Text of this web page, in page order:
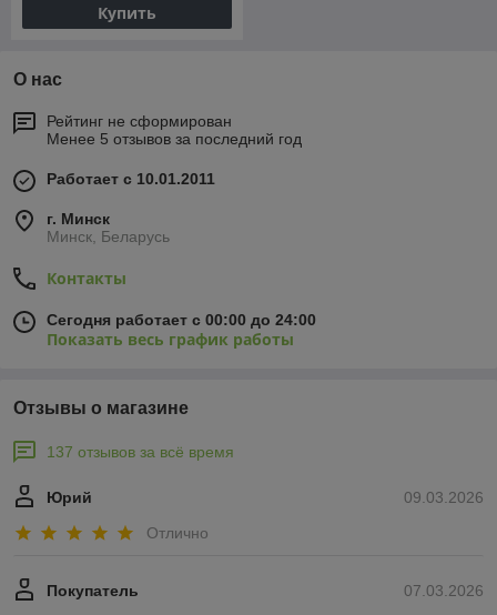
Купить
О нас
Рейтинг не сформирован
Менее 5 отзывов за последний год
Работает с 10.01.2011
г. Минск
Минск, Беларусь
Контакты
Сегодня работает с 00:00 до 24:00
Показать весь график работы
Отзывы о магазине
137 отзывов за всё время
09.03.2026
Юрий
Отлично
07.03.2026
Покупатель